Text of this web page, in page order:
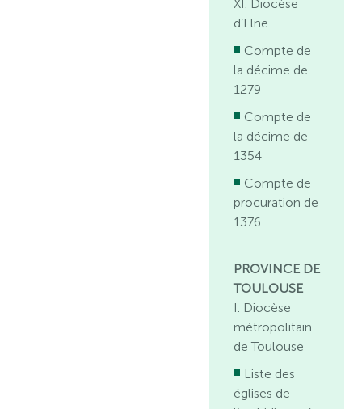
XI. Diocèse
d’Elne
Compte de
la décime de
1279
Compte de
la décime de
1354
Compte de
procuration de
1376
PROVINCE DE
TOULOUSE
I. Diocèse
métropolitain
de Toulouse
Liste des
églises de